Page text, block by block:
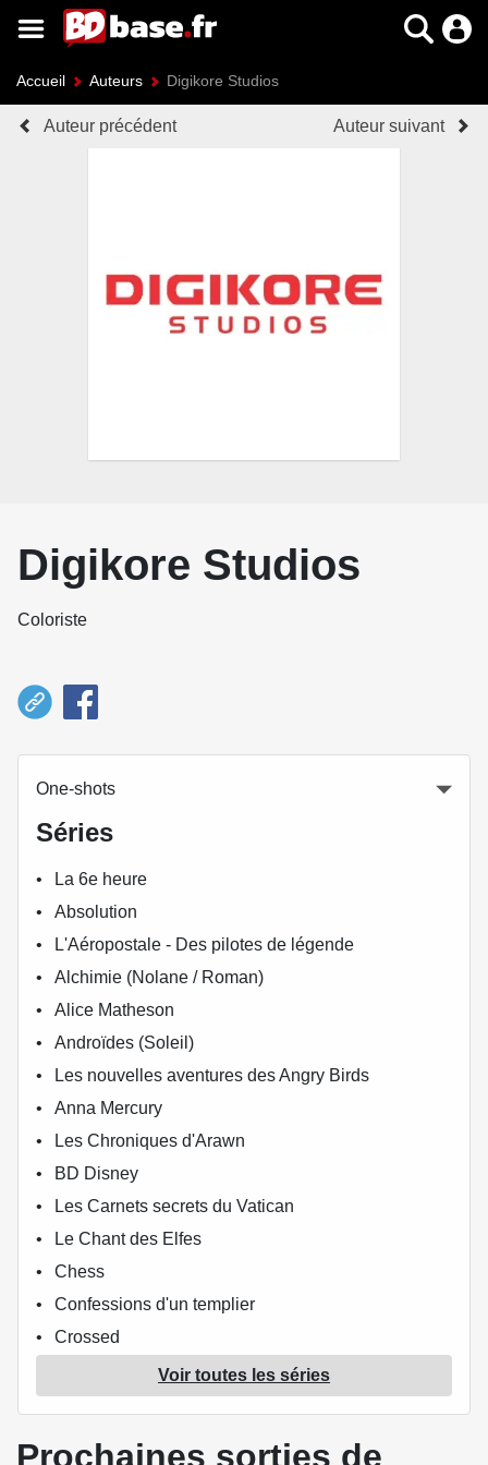
Accueil Auteurs Digikore Studios
Auteur précédent Auteur suivant
Digikore Studios
Coloriste
One-shots
Séries
La 6e heure
Absolution
L'Aéropostale - Des pilotes de légende
Alchimie (Nolane / Roman)
Alice Matheson
Androïdes (Soleil)
Les nouvelles aventures des Angry Birds
Anna Mercury
Les Chroniques d'Arawn
BD Disney
Les Carnets secrets du Vatican
Le Chant des Elfes
Chess
Confessions d'un templier
Crossed
Crossed + 100 (Panini Comics)
Crossed - Terres maudites
Voir toutes les séries
Prochaines sorties de